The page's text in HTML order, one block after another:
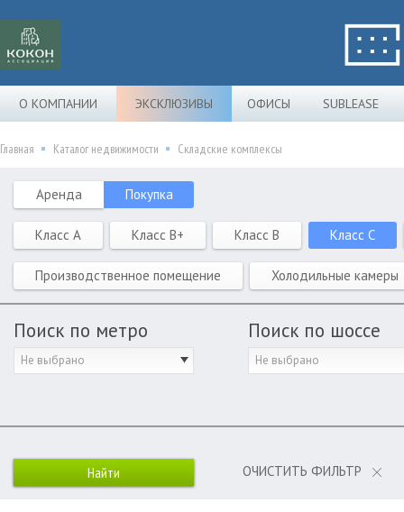
О КОМПАНИИ ЭКСКЛЮЗИВЫ ОФИСЫ SUBLEASE
Главная Каталог недвижимости Складские комплексы
Аренда Покупка
Класс A Класс B+ Класс B Класс C
Производственное помещение Холодильные камеры
Поиск по метро
Не выбрано
Поиск по шоссе
Не выбрано
ОЧИСТИТЬ ФИЛЬТР